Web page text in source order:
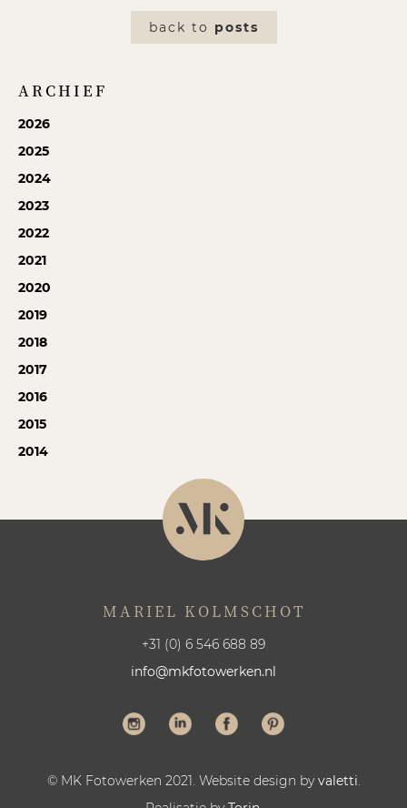
back to posts
ARCHIEF
2026
2025
2024
2023
2022
2021
2020
2019
2018
2017
2016
2015
2014
MARIEL KOLMSCHOT
+31 (0) 6 546 688 89
info@mkfotowerken.nl
© MK Fotowerken 2021. Website design byvaletti.